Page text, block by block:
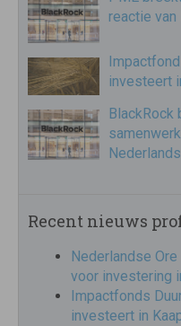
reactie
investeert
BlackRock
Recent nieuws
Nederlandse
voor investering
Impactfonds
investeert in